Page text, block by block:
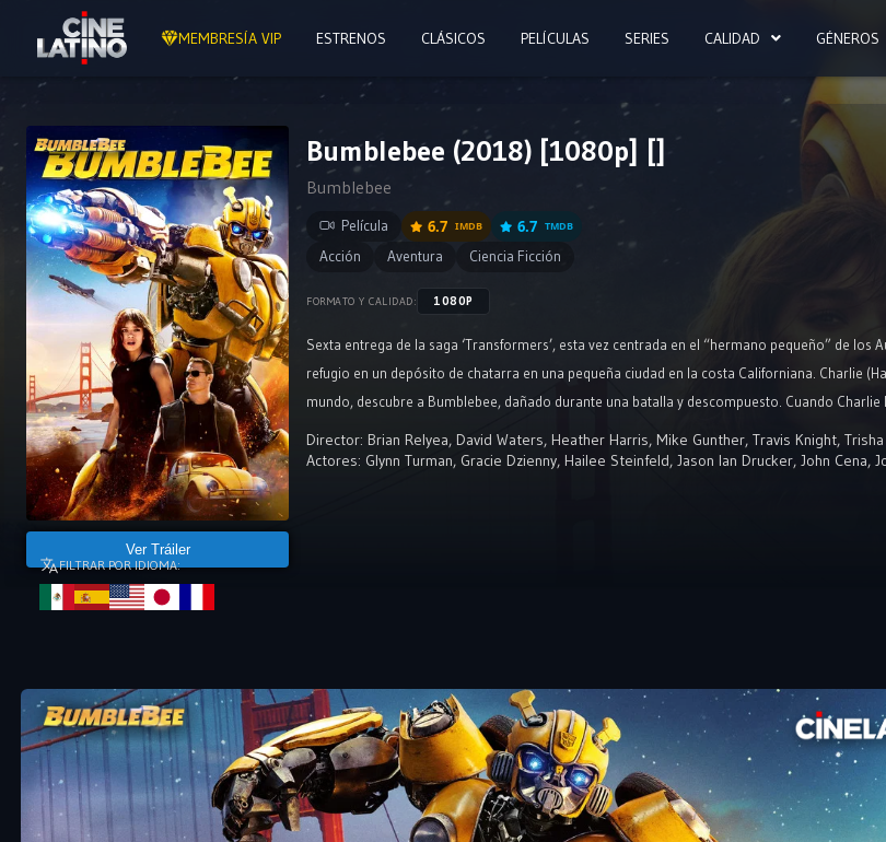
MEMBRESÍA VIP ESTRENOS CLÁSICOS PELÍCULAS SERIES CALIDAD GÉNEROS
Ver Tráiler
Bumblebee (2018) [1080p] []
Bumblebee
Película 6.7 IMDB 6.7 TMDB
Acción Aventura Ciencia Ficción
FORMATO Y CALIDAD: 1080P
Sexta entrega de la saga ‘Transformers’, esta vez centrada en el “hermano pequeño” de
refugio en un depósito de chatarra en una pequeña ciudad en la costa Californiana. Charlie
mundo, descubre a Bumblebee, dañado durante una batalla y descompuesto. Cuando
Director: Brian Relyea, David Waters, Heather Harris, Mike Gunther, Travis Knight,
Actores: Glynn Turman, Gracie Dzienny, Hailee Steinfeld, Jason Ian Drucker, John Cena,
FILTRAR POR IDIOMA: